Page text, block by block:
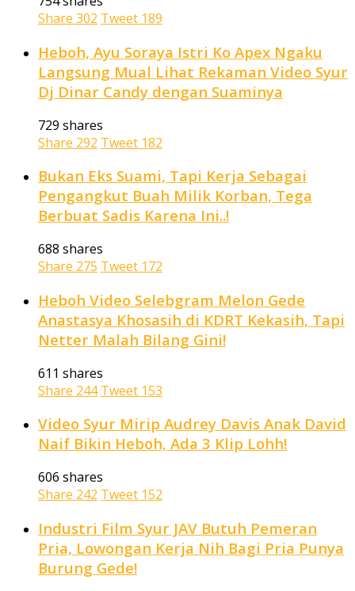
Share 302 Tweet 189
Heboh, Ayu Soraya Istri Ko Apex Ngaku
Langsung Mual Lihat Rekaman Video Syur
Dj Dinar Candy dengan Suaminya
729 shares
Share 292 Tweet 182
Bukan Eks Suami, Tapi Kerja Sebagai
Pengangkut Buah Milik Korban, Tega
Berbuat Sadis Karena Ini..!
688 shares
Share 275 Tweet 172
Heboh Video Selebgram Melon Gede
Anastasya Khosasih di KDRT Kekasih, Tapi
Netter Malah Bilang Gini!
611 shares
Share 244 Tweet 153
Video Syur Mirip Audrey Davis Anak David
Naif Bikin Heboh, Ada 3 Klip Lohh!
606 shares
Share 242 Tweet 152
Industri Film Syur JAV Butuh Pemeran
Pria, Lowongan Kerja Nih Bagi Pria Punya
Burung Gede!